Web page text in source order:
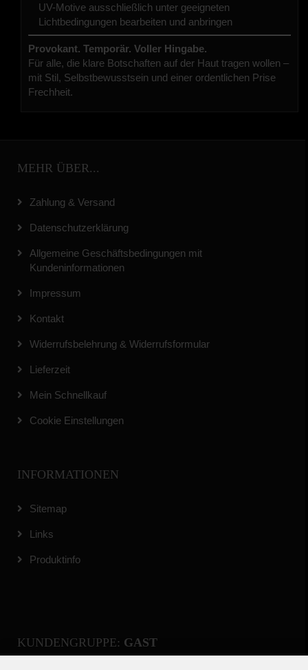
UV-Motive ausschließlich unter geeigneten
Lichtbedingungen bearbeiten und anbringen
Provokant. Temporär. Voller Hingabe.
Für alle, die klare Botschaften auf der Haut tragen wollen –
mit Stil, Selbstbewusstsein und einer ordentlichen Prise
Frechheit.
MEHR ÜBER...
Zahlung & Versand
Datenschutzerklärung
Allgemeine Geschäftsbedingungen mit
Kundeninformationen
Impressum
Kontakt
Widerrufsbelehrung & Widerrufsformular
Lieferzeit
Mein Schnellkauf
Cookie Einstellungen
INFORMATIONEN
Sitemap
Links
Produktinfo
KUNDENGRUPPE: GAST